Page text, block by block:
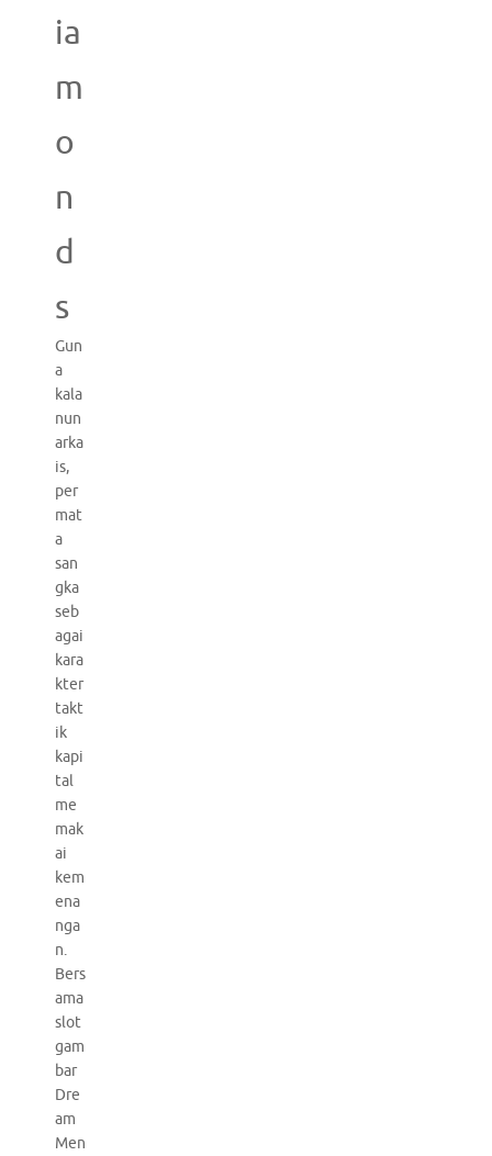
ia
m
o
n
d
s
Gun
a
kala
nun
arka
is,
per
mat
a
san
gka
seb
agai
kara
kter
takt
ik
kapi
tal
me
mak
ai
kem
ena
nga
n.
Bers
ama
slot
gam
bar
Dre
am
Men